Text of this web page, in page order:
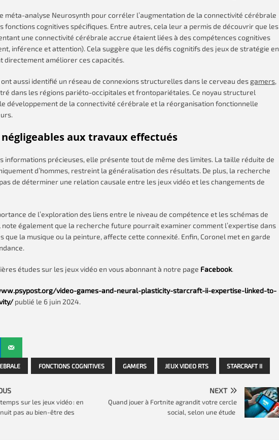
méta-analyse Neurosynth pour corréler l’augmentation de la connectivité cérébrale
fonctions cognitives spécifiques. Entre autres, cela leur a permis de découvrir que les
une connectivité cérébrale accrue étaient liées à des compétences cognitives
inférence et attention). Cela suggère que les défis cognitifs des jeux de stratégie en
directement améliorer ces capacités.
aussi identifié un réseau de connexions structurelles dans le cerveau des gamers,
dans les régions pariéto-occipitales et frontopariétales. Ce noyau structurel
développement de la connectivité cérébrale et la réorganisation fonctionnelle
aux travaux effectués
informations précieuses, elle présente tout de même des limites. La taille réduite de
d’hommes, restreint la généralisation des résultats. De plus, la recherche
de déterminer une relation causale entre les jeux vidéo et les changements de
de l’exploration des liens entre le niveau de compétence et les schémas de
également que la recherche future pourrait examiner comment l’expertise dans
que la musique ou la peinture, affecte cette connexité. Enfin, Coronel met en garde
études sur les jeux vidéo en vous abonnant à notre page Facebook.
video-games-and-neural-plasticity-starcraft-ii-expertise-linked-to-
publié le 6 juin 2024.
FONCTIONS COGNITIVES GAMERS JEUX VIDEO RTS STARCRAFT II
sur les jeux vidéo : en
pas au bien-être des
NEXT
Quand jouer à Fortnite agrandit votre cercle
social, selon une étude